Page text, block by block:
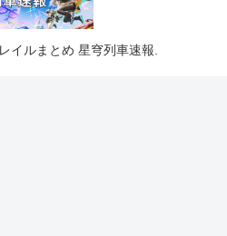
イルまとめ 星穹列車速報.